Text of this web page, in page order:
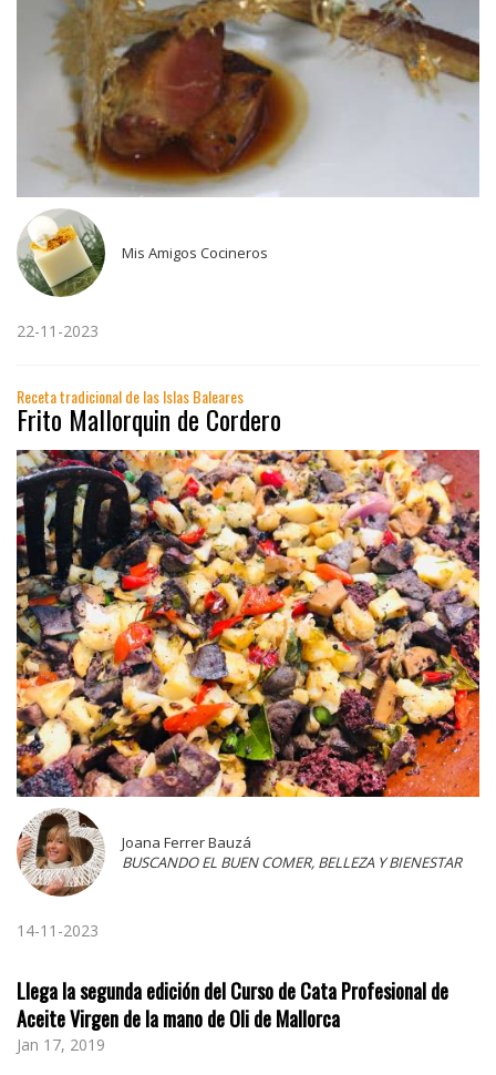
Mis Amigos Cocineros
22-11-2023
Receta tradicional de las Islas Baleares
Frito Mallorquin de Cordero
Joana Ferrer Bauzá
BUSCANDO EL BUEN COMER, BELLEZA Y BIENESTAR
14-11-2023
Llega la segunda edición del Curso de Cata Profesional de
Aceite Virgen de la mano de Oli de Mallorca
Jan 17, 2019